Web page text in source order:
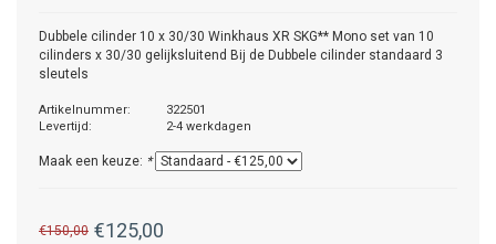
Dubbele cilinder 10 x 30/30 Winkhaus XR SKG** Mono set van 10
cilinders x 30/30 gelijksluitend Bij de Dubbele cilinder standaard 3
sleutels
Artikelnummer:
322501
Levertijd:
2-4 werkdagen
Maak een keuze: *
€150,00 €125,00